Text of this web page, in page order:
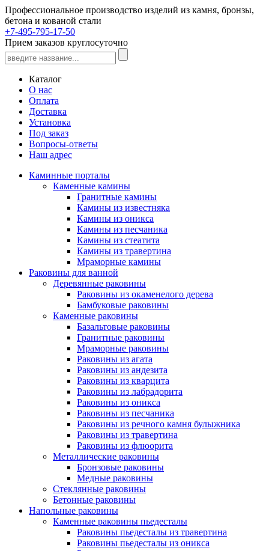
Профессиональное производство изделий из камня, бронзы,
бетона и кованой стали
+7-495-795-17-50
Прием заказов круглосуточно
Каталог
О нас
Оплата
Доставка
Установка
Под заказ
Вопросы-ответы
Наш адрес
Каминные порталы
Каменные камины
Гранитные камины
Камины из известняка
Камины из оникса
Камины из песчаника
Камины из стеатита
Камины из травертина
Мраморные камины
Раковины для ванной
Деревянные раковины
Раковины из окаменелого дерева
Бамбуковые раковины
Каменные раковины
Базальтовые раковины
Гранитные раковины
Мраморные раковины
Раковины из агата
Раковины из андезита
Раковины из кварцита
Раковины из лабрадорита
Раковины из оникса
Раковины из песчаника
Раковины из речного камня булыжника
Раковины из травертина
Раковины из флюорита
Металлические раковины
Бронзовые раковины
Медные раковины
Стеклянные раковины
Бетонные раковины
Напольные раковины
Каменные раковины пьедесталы
Раковины пьедесталы из травертина
Раковины пьедесталы из оникса